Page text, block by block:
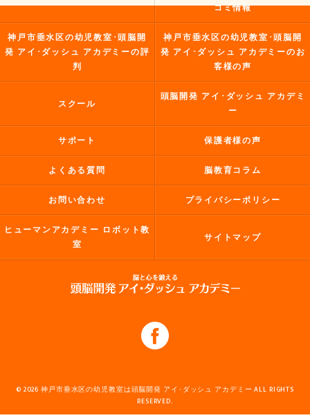
コミ情報
神戸市垂水区の幼児教室･頭脳開
発 アイ･ダッシュ アカデミーの評
判
神戸市垂水区の幼児教室･頭脳開
発 アイ･ダッシュ アカデミーのお
客様の声
スクール
頭脳開発 アイ･ダッシュ アカデミ
ー
サポート 保護者様の声
よくある質問 脳教育コラム
お問い合わせ プライバシーポリシー
ヒューマンアカデミー ロボット教
室
サイトマップ
© 2026 神戸市垂水区の幼児教室は頭脳開発 アイ･ダッシュ アカデミー ALL RIGHTS
RESERVED.